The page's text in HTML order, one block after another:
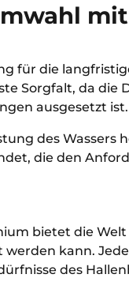
für die
Sorgfalt, da die
ausgesetzt ist.
des Wassers
die den
bietet die Welt
kann.
des